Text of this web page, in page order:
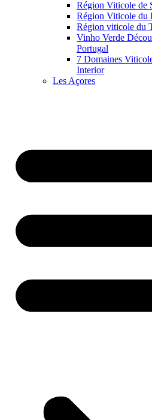
Région Viticole de
Région Viticole du
Région viticole du
Vinho Verde
Portugal
7 Domaines
Interior
Les Açores